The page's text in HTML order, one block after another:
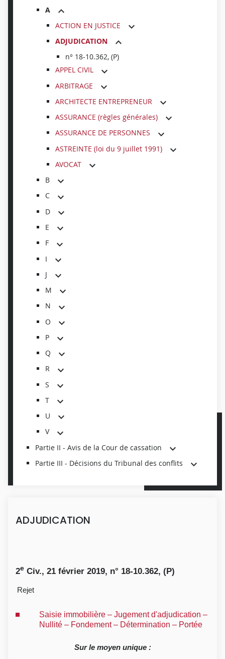
A
ACTION EN JUSTICE
ADJUDICATION
n° 18-10.362, (P)
APPEL CIVIL
ARBITRAGE
ARCHITECTE ENTREPRENEUR
ASSURANCE (règles générales)
ASSURANCE DE PERSONNES
ASTREINTE (loi du 9 juillet 1991)
AVOCAT
B
C
D
E
F
I
J
M
N
O
P
Q
R
S
T
U
V
Partie II - Avis de la Cour de cassation
Partie III - Décisions du Tribunal des conflits
ADJUDICATION
2e Civ., 21 février 2019, n° 18-10.362, (P)
Rejet
Saisie immobilière – Jugement d'adjudication –
Nullité – Fondement – Détermination – Portée
Sur le moyen unique :